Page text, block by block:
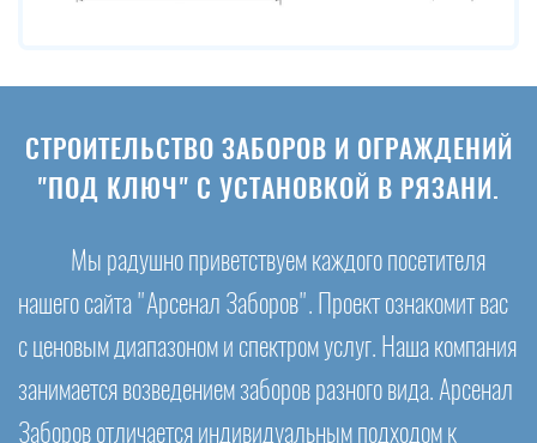
СТРОИТЕЛЬСТВО ЗАБОРОВ И ОГРАЖДЕНИЙ
"ПОД КЛЮЧ" С УСТАНОВКОЙ В РЯЗАНИ.
Мы радушно приветствуем каждого посетителя
нашего сайта "Арсенал Заборов". Проект ознакомит вас
с ценовым диапазоном и спектром услуг. Наша компания
занимается возведением заборов разного вида. Арсенал
Заборов отличается индивидуальным подходом к